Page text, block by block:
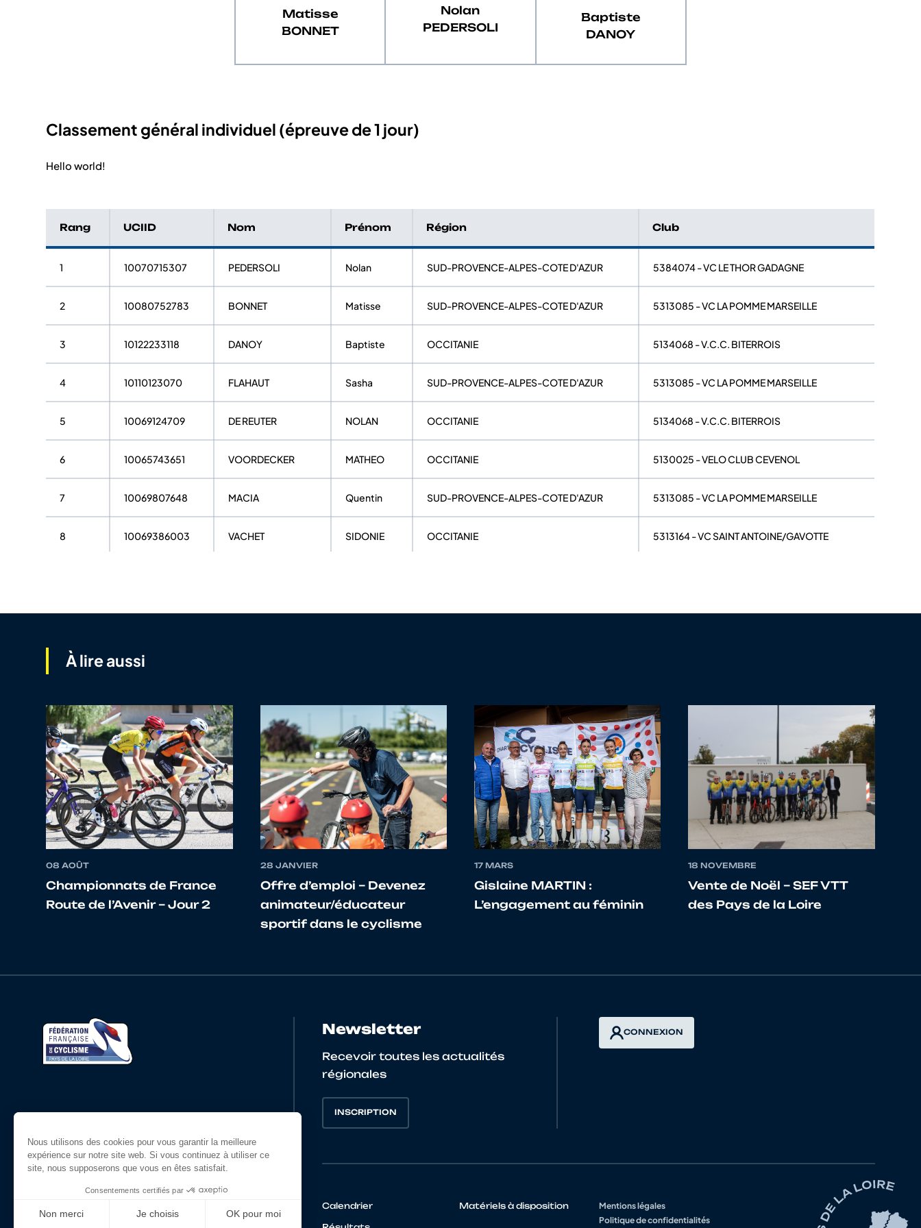
Nolan
PEDERSOLI
Matisse
BONNET
Baptiste
DANOY
Classement général individuel (épreuve de 1 jour)
Hello world!
Rang UCIID Nom Prénom Région Club
1 10070715307 PEDERSOLI Nolan SUD-PROVENCE-ALPES-COTE D'AZUR 5384074 - VC LE THOR GADAGNE
2 10080752783 BONNET Matisse SUD-PROVENCE-ALPES-COTE D'AZUR 5313085 - VC LA POMME MARSEILLE
3 10122233118 DANOY Baptiste OCCITANIE 5134068 - V.C.C. BITERROIS
4 10110123070 FLAHAUT Sasha SUD-PROVENCE-ALPES-COTE D'AZUR 5313085 - VC LA POMME MARSEILLE
5 10069124709 DE REUTER NOLAN OCCITANIE 5134068 - V.C.C. BITERROIS
6 10065743651 VOORDECKER MATHEO OCCITANIE 5130025 - VELO CLUB CEVENOL
7 10069807648 MACIA Quentin SUD-PROVENCE-ALPES-COTE D'AZUR 5313085 - VC LA POMME MARSEILLE
8 10069386003 VACHET SIDONIE OCCITANIE 5313164 - VC SAINT ANTOINE/GAVOTTE
10 10072964188 COLL LIZEA OCCITANIE 5134068 - V.C.C. BITERROIS
13 10124473616 VIGOUROUX Baptiste OCCITANIE 5111009 - VELO SPRINT NARBONNAIS
14 10149460917 LE GALL Elouan SUD-PROVENCE-ALPES-COTE D'AZUR 5384027 - AC ORANGE
15 10126719366 GASSIN Mélanie OCCITANIE 5134023 - LE CRES SPORT VILLE & VELO
À lire aussi
08 AOÛT
Championnats de France
Route de l’Avenir – Jour 2
28 JANVIER
Offre d’emploi – Devenez
animateur/éducateur
sportif dans le cyclisme
17 MARS
Gislaine MARTIN :
L’engagement au féminin
18 NOVEMBRE
Vente de Noël – SEF VTT
des Pays de la Loire
Suivez-nous !
Newsletter
Recevoir toutes les actualités
régionales
INSCRIPTION
CONNEXION
Calendrier Matériels à disposition
Mentions légales
Politique de confidentialités